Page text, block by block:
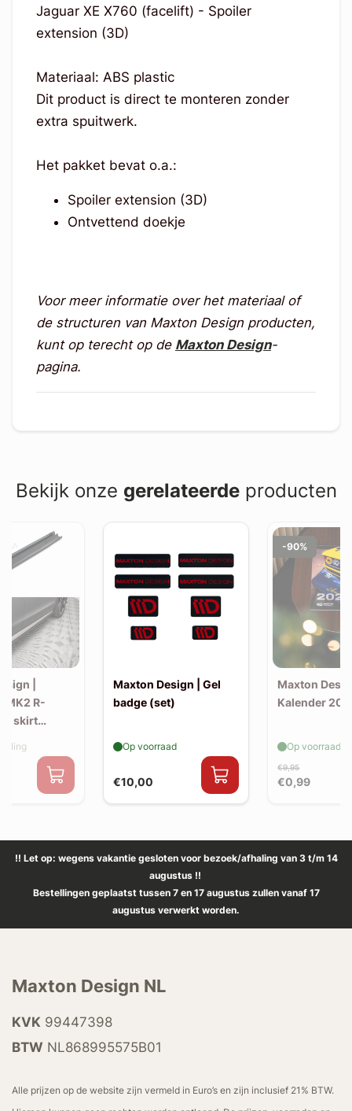
Jaguar XE X760 (facelift) - Spoiler
extension (3D)
Materiaal: ABS plastic
Dit product is direct te monteren zonder
extra spuitwerk.
Het pakket bevat o.a.:
Spoiler extension (3D)
Ontvettend doekje
Voor meer informatie over het materiaal of
de structuren van Maxton Design producten,
kunt op terecht op de Maxton Design-
pagina.
Bekijk onze gerelateerdeproducten
|
MK2 R-
skirt
Maxton Design | Gel
badge (set)
€10,00
Op voorraad
-90%
Maxton
Kalender
€9,95
€0,99
Op voorraad
!! Let op: wegens vakantie gesloten voor bezoek/afhaling van 3 t/m 14
augustus !!
Bestellingen geplaatst tussen 7 en 17 augustus zullen vanaf 17
augustus verwerkt worden.
Maxton Design NL
KVK 99447398
BTW NL868995575B01
Alle prijzen op de website zijn vermeld in Euro’s en zijn inclusief 21% BTW.